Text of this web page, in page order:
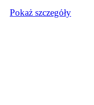
Pokaż szczegόły